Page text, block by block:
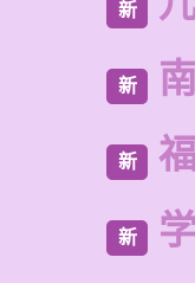
新
新
新
新